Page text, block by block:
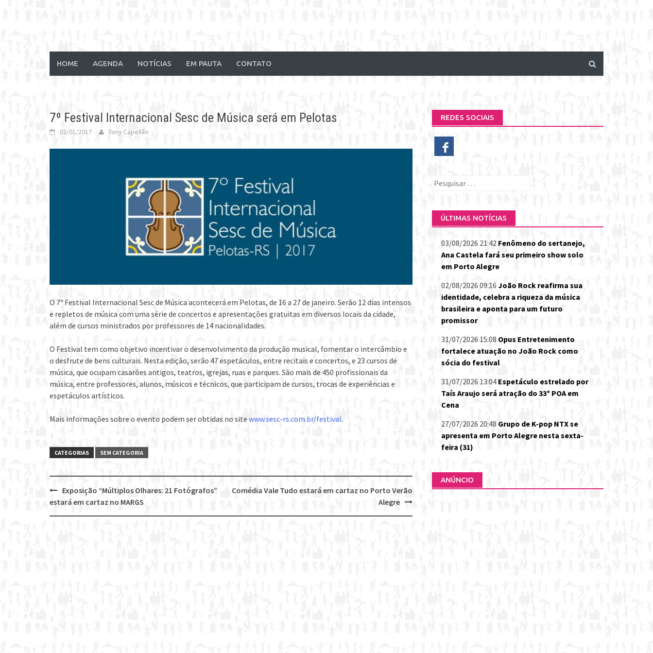
HOME AGENDA NOTÍCIAS EM PAUTA CONTATO
7º Festival Internacional Sesc de Música será em Pelotas
03/01/2017 Tony Capellão
O 7º Festival Internacional Sesc de Música acontecerá em Pelotas, de 16 a 27 de janeiro. Serão 12 dias intensos
e repletos de música com uma série de concertos e apresentações gratuitas em diversos locais da cidade,
além de cursos ministrados por professores de 14 nacionalidades.
O Festival tem como objetivo incentivar o desenvolvimento da produção musical, fomentar o intercâmbio e
o desfrute de bens culturais. Nesta edição, serão 47 espetáculos, entre recitais e concertos, e 23 cursos de
música, que ocupam casarões antigos, teatros, igrejas, ruas e parques. São mais de 450 profissionais da
música, entre professores, alunos, músicos e técnicos, que participam de cursos, trocas de experiências e
espetáculos artísticos.
Mais informações sobre o evento podem ser obtidas no site www.sesc-rs.com.br/festival.
CATEGORIAS SEM CATEGORIA
Post
navigation
Comédia Vale Tudo estará em cartaz no Porto Verão
Alegre
Exposição “Múltiplos Olhares: 21 Fotógrafos”
estará em cartaz no MARGS
REDES SOCIAIS
Pesquisar
ÚLTIMAS NOTÍCIAS
03/08/2026 21:42 Fenômeno do sertanejo,
Ana Castela fará seu primeiro show solo
em Porto Alegre
02/08/2026 09:16 João Rock reafirma sua
identidade, celebra a riqueza da música
brasileira e aponta para um futuro
promissor
31/07/2026 15:08 Opus Entretenimento
fortalece atuação no João Rock como
sócia do festival
31/07/2026 13:04 Espetáculo estrelado por
Taís Araujo será atração do 33º POA em
Cena
27/07/2026 20:48 Grupo de K-pop NTX se
apresenta em Porto Alegre nesta sexta-
feira (31)
ANÚNCIO